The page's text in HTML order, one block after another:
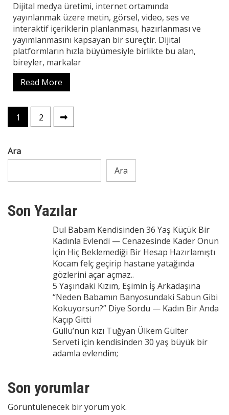
Dijital medya üretimi, internet ortamında
yayınlanmak üzere metin, görsel, video, ses ve
interaktif içeriklerin planlanması, hazırlanması ve
yayımlanmasını kapsayan bir süreçtir. Dijital
platformların hızla büyümesiyle birlikte bu alan,
bireyler, markalar
Read More
Yazı
sayfalaması
1 2
Ara
Ara
Son Yazılar
Dul Babam Kendisinden 36 Yaş Küçük Bir
Kadınla Evlendi — Cenazesinde Kader Onun
İçin Hiç Beklemediği Bir Hesap Hazırlamıştı
Kocam felç geçirip hastane yatağında
gözlerini açar açmaz..
5 Yaşındaki Kızım, Eşimin İş Arkadaşına
“Neden Babamın Banyosundaki Sabun Gibi
Kokuyorsun?” Diye Sordu — Kadın Bir Anda
Kaçıp Gitti
Güllü’nün kızı Tuğyan Ülkem Gülter
Serveti için kendisinden 30 yaş büyük bir
adamla evlendim;
Son yorumlar
Görüntülenecek bir yorum yok.